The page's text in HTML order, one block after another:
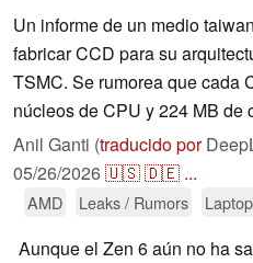
Un informe de un medio
fabricar CCD para su
TSMC. Se rumorea que cada
núcleos de CPU y 224 MB de
Anil Ganti (traducido por
05/26/2026🇺🇸🇩🇪 ...
AMD Leaks / Rumors
Aunque el Zen 6 aún no ha